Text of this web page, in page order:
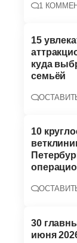
1
15
куда
семьёй
10
30
июня